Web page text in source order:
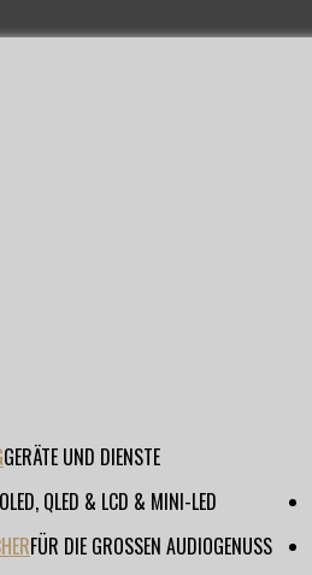
GERÄTE UND DIENSTE
OLED, QLED & LCD & MINI-LED
FÜR DIE GROSSEN AUDIOGENUSS